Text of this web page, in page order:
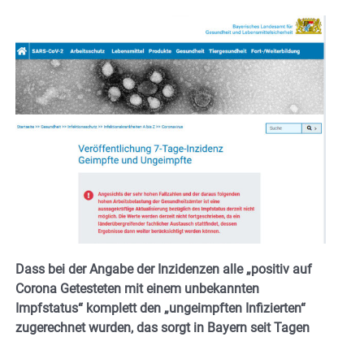
Dass bei der Angabe der Inzidenzen alle „positiv auf
Corona Getesteten mit einem unbekannten
Impfstatus“ komplett den „ungeimpften Infizierten“
zugerechnet wurden, das sorgt in Bayern seit Tagen